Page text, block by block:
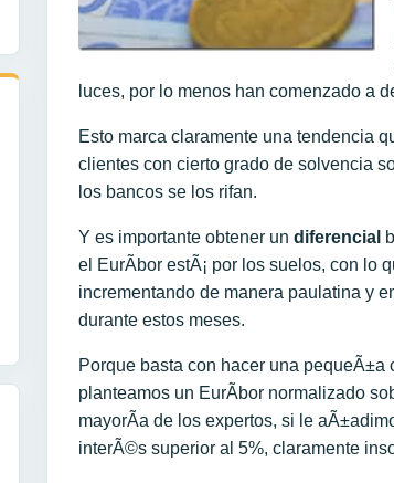
luces, por lo menos han comenzado a
Esto marca claramente una tendencia
clientes con cierto grado de solvencia
los bancos se los rifan.
Y es importante obtener un diferencial
el EurÃ­bor estÃ¡ por los suelos, con lo
incrementando de manera paulatina y
durante estos meses.
Porque basta con hacer una
planteamos un EurÃ­bor normalizado
mayorÃ­a de los expertos, si le
interÃ©s superior al 5%, claramente